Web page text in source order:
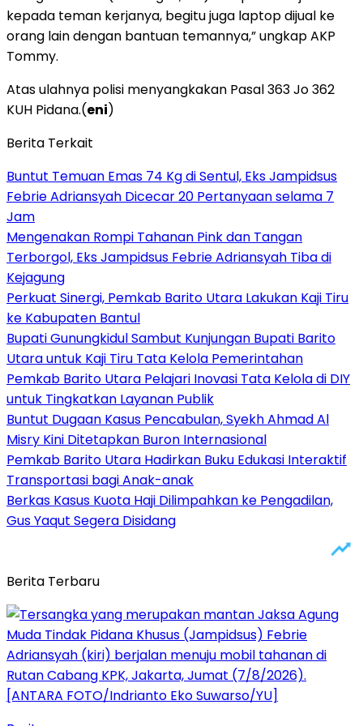
kepada teman kerjanya, begitu juga laptop dijual ke
orang lain dengan bantuan temannya,” ungkap AKP
Tommy.
Atas ulahnya polisi menyangkakan Pasal 363 Jo 362
KUH Pidana.(eni)
Berita Terkait
Buntut Temuan Emas 74 Kg di Sentul, Eks Jampidsus
Febrie Adriansyah Dicecar 20 Pertanyaan selama 7
Jam
Mengenakan Rompi Tahanan Pink dan Tangan
Terborgol, Eks Jampidsus Febrie Adriansyah Tiba di
Kejagung
Perkuat Sinergi, Pemkab Barito Utara Lakukan Kaji Tiru
ke Kabupaten Bantul
Bupati Gunungkidul Sambut Kunjungan Bupati Barito
Utara untuk Kaji Tiru Tata Kelola Pemerintahan
Pemkab Barito Utara Pelajari Inovasi Tata Kelola di DIY
untuk Tingkatkan Layanan Publik
Buntut Dugaan Kasus Pencabulan, Syekh Ahmad Al
Misry Kini Ditetapkan Buron Internasional
Pemkab Barito Utara Hadirkan Buku Edukasi Interaktif
Transportasi bagi Anak-anak
Berkas Kasus Kuota Haji Dilimpahkan ke Pengadilan,
Gus Yaqut Segera Disidang
Berita Terbaru